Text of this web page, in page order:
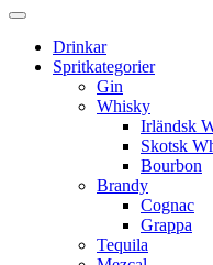
Drinkar
Spritkategorier
Gin
Whisky
Irländsk
Skotsk
Bourbon
Brandy
Cognac
Grappa
Tequila